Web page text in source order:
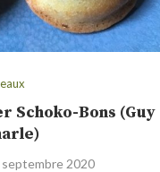
Schoko-Bons (Guy
septembre 2020